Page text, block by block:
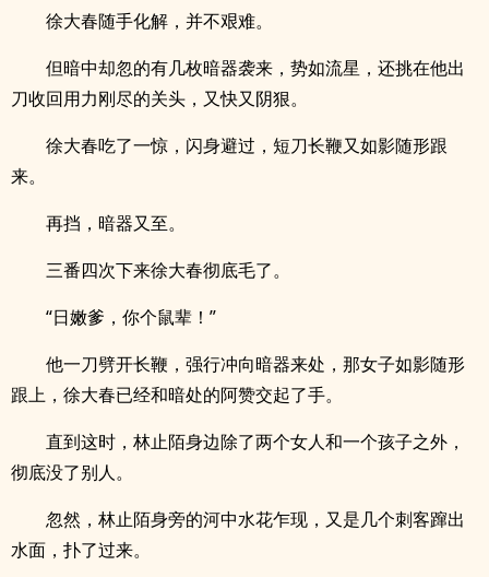
徐大春随手化解，并不艰难。
但暗中却忽的有几枚暗器袭来，势如流星，还挑在他出
刀收回用力刚尽的关头，又快又阴狠。
徐大春吃了一惊，闪身避过，短刀长鞭又如影随形跟
来。
再挡，暗器又至。
三番四次下来徐大春彻底毛了。
“日嫩爹，你个鼠辈！”
他一刀劈开长鞭，强行冲向暗器来处，那女子如影随形
跟上，徐大春已经和暗处的阿赞交起了手。
直到这时，林止陌身边除了两个女人和一个孩子之外，
彻底没了别人。
忽然，林止陌身旁的河中水花乍现，又是几个刺客蹿出
水面，扑了过来。